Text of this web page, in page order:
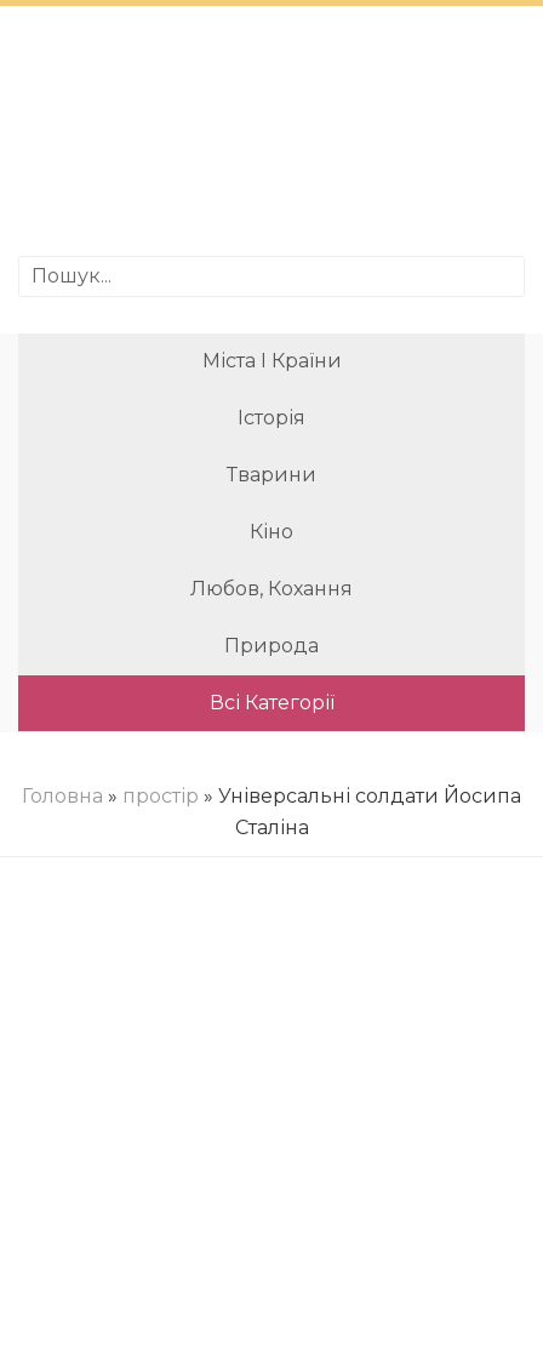
Міста І Країни
Історія
Тварини
Кіно
Любов, Кохання
Природа
Всі Категорії
Головна » простір » Універсальні солдати Йосипа
Сталіна